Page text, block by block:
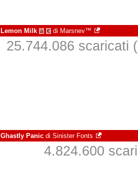
Lemon Milk à € di Marsnev™
25.744.086 scaricati
Ghastly Panic di Sinister Fonts
4.824.600